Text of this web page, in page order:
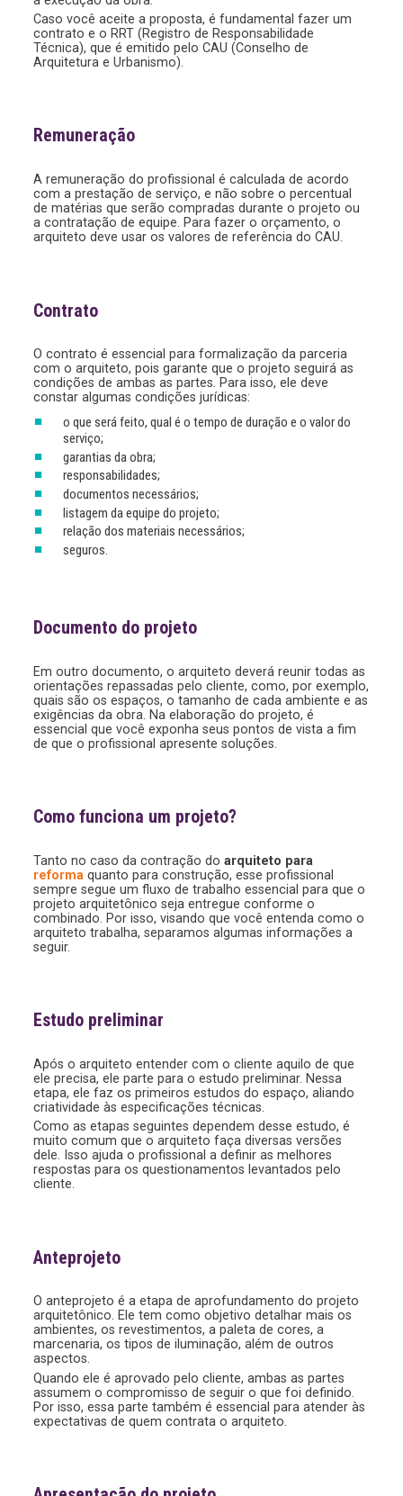
Caso você aceite a proposta, é fundamental fazer um
contrato e o RRT (Registro de Responsabilidade
Técnica), que é emitido pelo CAU (Conselho de
Arquitetura e Urbanismo).
Remuneração
A remuneração do profissional é calculada de acordo
com a prestação de serviço, e não sobre o percentual
de matérias que serão compradas durante o projeto ou
a contratação de equipe. Para fazer o orçamento, o
arquiteto deve usar os valores de referência do CAU.
Contrato
O contrato é essencial para formalização da parceria
com o arquiteto, pois garante que o projeto seguirá as
condições de ambas as partes. Para isso, ele deve
constar algumas condições jurídicas:
o que será feito, qual é o tempo de duração e o valor do
serviço;
garantias da obra;
responsabilidades;
documentos necessários;
listagem da equipe do projeto;
relação dos materiais necessários;
seguros.
Documento do projeto
Em outro documento, o arquiteto deverá reunir todas as
orientações repassadas pelo cliente, como, por exemplo,
quais são os espaços, o tamanho de cada ambiente e as
exigências da obra. Na elaboração do projeto, é
essencial que você exponha seus pontos de vista a fim
de que o profissional apresente soluções.
Como funciona um projeto?
Tanto no caso da contração doarquiteto para
reforma quanto para construção, esse profissional
sempre segue um fluxo de trabalho essencial para que o
projeto arquitetônico seja entregue conforme o
combinado. Por isso, visando que você entenda como o
arquiteto trabalha, separamos algumas informações a
seguir.
Estudo preliminar
Após o arquiteto entender com o cliente aquilo de que
ele precisa, ele parte para o estudo preliminar. Nessa
etapa, ele faz os primeiros estudos do espaço, aliando
criatividade às especificações técnicas.
Como as etapas seguintes dependem desse estudo, é
muito comum que o arquiteto faça diversas versões
dele. Isso ajuda o profissional a definir as melhores
respostas para os questionamentos levantados pelo
cliente.
Anteprojeto
O anteprojeto é a etapa de aprofundamento do projeto
arquitetônico. Ele tem como objetivo detalhar mais os
ambientes, os revestimentos, a paleta de cores, a
marcenaria, os tipos de iluminação, além de outros
aspectos.
Quando ele é aprovado pelo cliente, ambas as partes
assumem o compromisso de seguir o que foi definido.
Por isso, essa parte também é essencial para atender às
expectativas de quem contrata o arquiteto.